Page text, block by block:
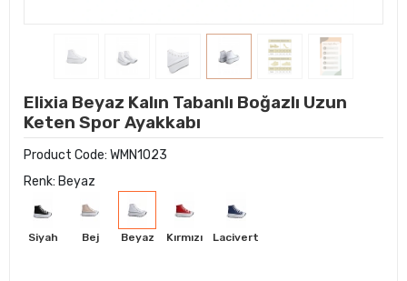
Elixia Beyaz Kalın Tabanlı Boğazlı Uzun
Keten Spor Ayakkabı
Product Code: WMN1023
Renk: Beyaz
Siyah Bej Beyaz Kırmızı Lacivert